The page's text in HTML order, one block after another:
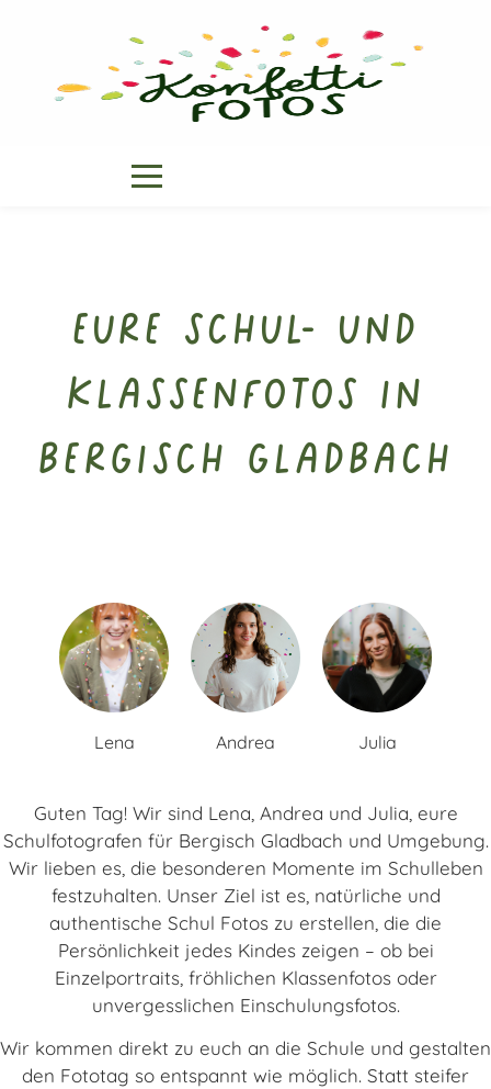
Eure Schul- und
Klassenfotos in
Bergisch Gladbach
Lena Andrea Julia
Guten Tag! Wir sind Lena, Andrea und Julia, eure
Schulfotografen für Bergisch Gladbach und Umgebung.
Wir lieben es, die besonderen Momente im Schulleben
festzuhalten. Unser Ziel ist es, natürliche und
authentische Schul Fotos zu erstellen, die die
Persönlichkeit jedes Kindes zeigen – ob bei
Einzelportraits, fröhlichen Klassenfotos oder
unvergesslichen Einschulungsfotos.
Wir kommen direkt zu euch an die Schule und gestalten
den Fototag so entspannt wie möglich. Statt steifer